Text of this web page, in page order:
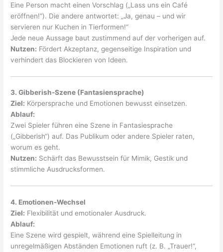
Eine Person macht einen Vorschlag („Lass uns ein Café
eröffnen!“). Die andere antwortet: „Ja, genau – und wir
servieren nur Kuchen in Tierformen!“
Jede neue Aussage baut zustimmend auf der vorherigen auf.
Nutzen: Fördert Akzeptanz, gegenseitige Inspiration und
verhindert das Blockieren von Ideen.
3. Gibberish-Szene (Fantasiensprache)
Ziel: Körpersprache und Emotionen bewusst einsetzen.
Ablauf:
Zwei Spieler führen eine Szene in Fantasiesprache
(„Gibberish“) auf. Das Publikum oder andere Spieler raten,
worum es geht.
Nutzen: Schärft das Bewusstsein für Mimik, Gestik und
stimmliche Ausdrucksformen.
4. Emotionen-Wechsel
Ziel: Flexibilität und emotionaler Ausdruck.
Ablauf:
Eine Szene wird gespielt, während eine Spielleitung in
unregelmäßigen Abständen Emotionen ruft (z. B. „Trauer!“,